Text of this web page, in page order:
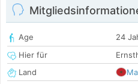
Age
24
Hier für
Land